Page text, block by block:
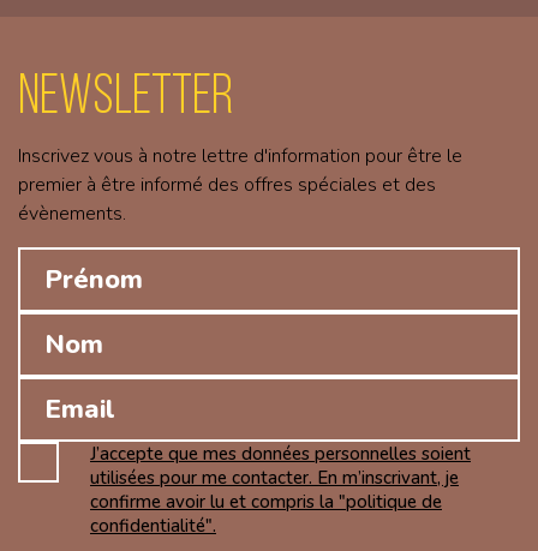
Newsletter
Inscrivez vous à notre lettre d'information pour être le
premier à être informé des offres spéciales et des
évènements.
J’accepte que mes données personnelles soient
utilisées pour me contacter. En m’inscrivant, je
confirme avoir lu et compris la "politique de
confidentialité".